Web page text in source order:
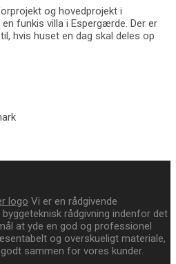
og hovedprojekt i
funkis villa i Espergærde. Der er
hvis huset en dag skal deles op
Vi er en rådgivende
rådgivning indenfor det
at yde en god og professionel
og overskueligt materiale,
sammen for vores kunder.